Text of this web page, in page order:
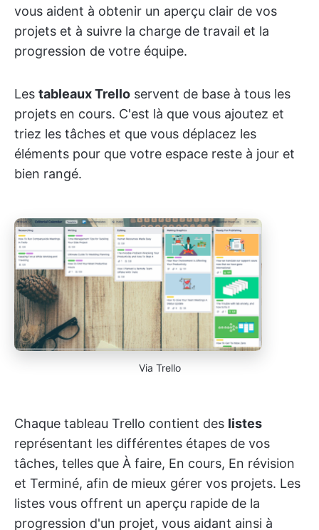
vous aident à obtenir un aperçu clair de vos
projets et à suivre la charge de travail et la
progression de votre équipe.
Les tableaux Trello servent de base à tous les
projets en cours. C'est là que vous ajoutez et
triez les tâches et que vous déplacez les
éléments pour que votre espace reste à jour et
bien rangé.
Via Trello
Chaque tableau Trello contient des listes
représentant les différentes étapes de vos
tâches, telles que À faire, En cours, En révision
et Terminé, afin de mieux gérer vos projets. Les
listes vous offrent un aperçu rapide de la
progression d'un projet, vous aidant ainsi à